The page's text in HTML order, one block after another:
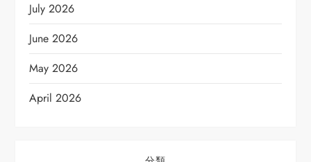
July 2026
June 2026
May 2026
April 2026